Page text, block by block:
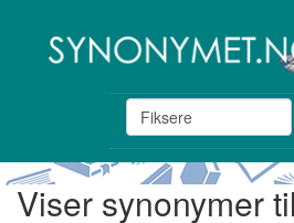
Viser synonymer